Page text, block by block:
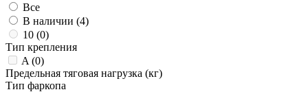
Все
В наличии (4)
10 (0)
Тип крепления
A (0)
Предельная тяговая нагрузка (кг)
Тип фаркопа